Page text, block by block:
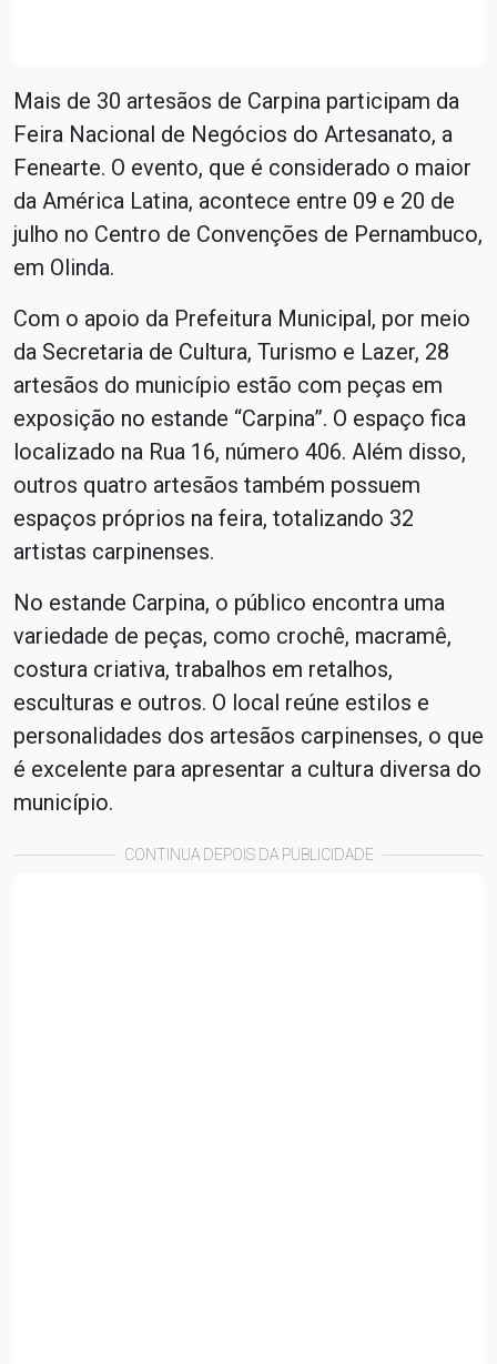
Mais de 30 artesãos de Carpina participam da
Feira Nacional de Negócios do Artesanato, a
Fenearte. O evento, que é considerado o maior
da América Latina, acontece entre 09 e 20 de
julho no Centro de Convenções de Pernambuco,
em Olinda.
Com o apoio da Prefeitura Municipal, por meio
da Secretaria de Cultura, Turismo e Lazer, 28
artesãos do município estão com peças em
exposição no estande “Carpina”. O espaço fica
localizado na Rua 16, número 406. Além disso,
outros quatro artesãos também possuem
espaços próprios na feira, totalizando 32
artistas carpinenses.
No estande Carpina, o público encontra uma
variedade de peças, como crochê, macramê,
costura criativa, trabalhos em retalhos,
esculturas e outros. O local reúne estilos e
personalidades dos artesãos carpinenses, o que
é excelente para apresentar a cultura diversa do
município.
CONTINUA DEPOIS DA PUBLICIDADE